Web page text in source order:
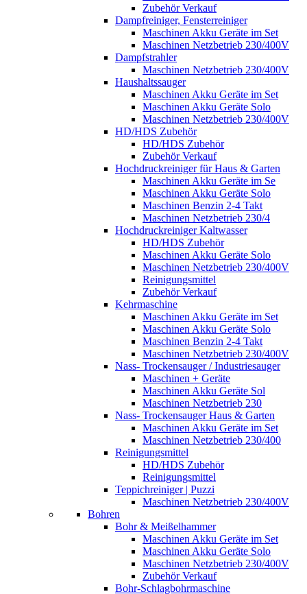
Zubehör Verkauf
Dampfreiniger, Fensterreiniger
Maschinen Akku Geräte im Set
Maschinen Netzbetrieb 230/400V
Dampfstrahler
Maschinen Netzbetrieb 230/400V
Haushaltssauger
Maschinen Akku Geräte im Set
Maschinen Akku Geräte Solo
Maschinen Netzbetrieb 230/400V
HD/HDS Zubehör
HD/HDS Zubehör
Zubehör Verkauf
Hochdruckreiniger für Haus & Garten
Maschinen Akku Geräte im Se
Maschinen Akku Geräte Solo
Maschinen Benzin 2-4 Takt
Maschinen Netzbetrieb 230/4
Hochdruckreiniger Kaltwasser
HD/HDS Zubehör
Maschinen Akku Geräte Solo
Maschinen Netzbetrieb 230/400V
Reinigungsmittel
Zubehör Verkauf
Kehrmaschine
Maschinen Akku Geräte im Set
Maschinen Akku Geräte Solo
Maschinen Benzin 2-4 Takt
Maschinen Netzbetrieb 230/400V
Nass- Trockensauger / Industriesauger
Maschinen + Geräte
Maschinen Akku Geräte Sol
Maschinen Netzbetrieb 230
Nass- Trockensauger Haus & Garten
Maschinen Akku Geräte im Set
Maschinen Netzbetrieb 230/400
Reinigungsmittel
HD/HDS Zubehör
Reinigungsmittel
Teppichreiniger | Puzzi
Maschinen Netzbetrieb 230/400V
Bohren
Bohr & Meißelhammer
Maschinen Akku Geräte im Set
Maschinen Akku Geräte Solo
Maschinen Netzbetrieb 230/400V
Zubehör Verkauf
Bohr-Schlagbohrmaschine